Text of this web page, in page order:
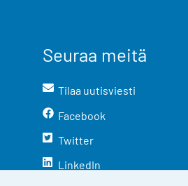
Seuraa meitä
Tilaa uutisviesti
Facebook
Twitter
LinkedIn